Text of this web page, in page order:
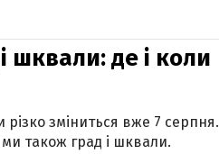
шквали: де і коли
різко зміниться вже 7 серпня.
також град і шквали.